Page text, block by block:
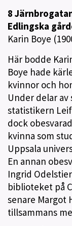
8
Edlingska
Karin Boye
Här bodde
Boye hade
kvinnor och
Under delar
statistikern Leif
dock
kvinna som
Uppsala
En annan
Ingrid
biblioteket på
senare Margot
tillsammans